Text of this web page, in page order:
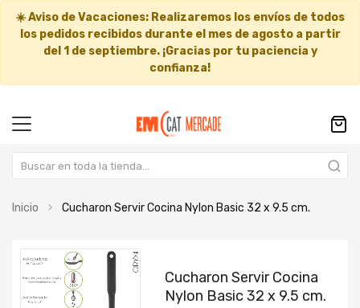
☀️Aviso de Vacaciones: Realizaremos los envíos de todos
los pedidos recibidos durante el mes de agosto a partir
del 1 de septiembre. ¡Gracias por tu paciencia y
confianza!
Inicio Cucharon Servir Cocina Nylon Basic 32 x 9.5 cm.
Saltar
final
de
comienzoCucharon Servir Cocina
Nylon Basic 32 x 9.5 cm.